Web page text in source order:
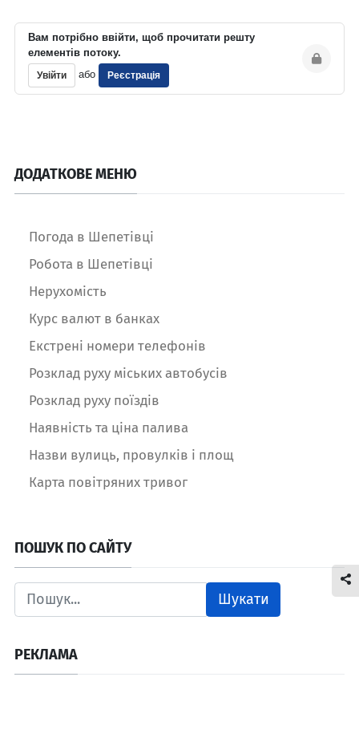
Вам потрібно ввійти, щоб прочитати решту
елементів потоку.
Увійти або Реєстрація
ДОДАТКОВЕ МЕНЮ
Погода в Шепетівці
Робота в Шепетівці
Нерухомість
Курс валют в банках
Екстрені номери телефонів
Розклад руху міських автобусів
Розклад руху поїздів
Наявність та ціна палива
Назви вулиць, провулків і площ
Карта повітряних тривог
ПОШУК ПО САЙТУ
Шукати
РЕКЛАМА